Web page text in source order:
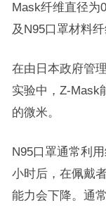
Mask纤维直径为
及N95口罩材料
在由日本政府管
实验中，Z-Mask
的微米。
N95口罩通常利
小时后，在佩戴
能力会下降。通